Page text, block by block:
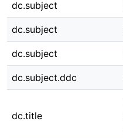
dc.subject
dc.subject
dc.subject
dc.subject.ddc
dc.title